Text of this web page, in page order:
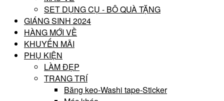
SET DỤNG CỤ - BÔ QUÀ TẶNG
GIÁNG SINH 2024
HÀNG MỚI VỀ
KHUYẾN MÃI
PHỤ KIỆN
LÀM ĐẸP
TRANG TRÍ
Băng keo-Washi tape-Sticker